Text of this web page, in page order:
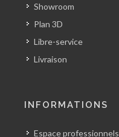
Showroom
Plan 3D
Libre-service
Livraison
INFORMATIONS
Espace professionnels